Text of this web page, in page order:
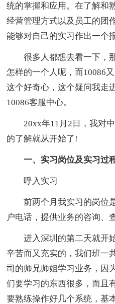
统的掌握和应用。在了解和
经营管理方式以及员工的团
能够对自己的实习作出一个
很多人都想去看一下，
怎样的一个人呢，而10086
这个好奇心，这个疑问我走
10086客服中心。
20xx年11月2日，我对中
的了解就从开始了!
一、实习岗位及实习过
呼入实习
前两个月我实习的岗位是
户电话，提供业务的咨询、
进入深圳的第二天就开
辛苦而又充实的，我们班一
司的师兄师姐学习业务，因
们要学习的东西很多，而且
要熟练操作好几个系统，基